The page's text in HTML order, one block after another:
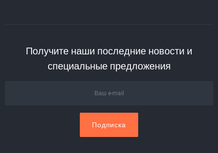
Получите наши последние новости и
специальные предложения